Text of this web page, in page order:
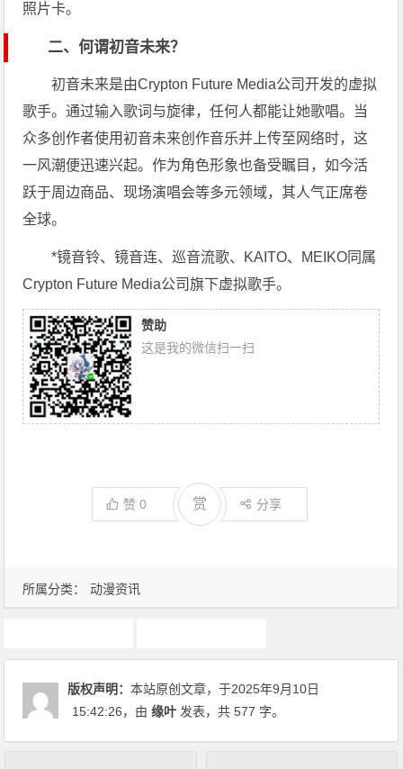
所属分类： 动漫资讯
照片卡。
二、何谓初音未来？
初音未来是由Crypton Future Media公司开发的虚拟
歌手。通过输入歌词与旋律，任何人都能让她歌唱。当
众多创作者使用初音未来创作音乐并上传至网络时，这
一风潮便迅速兴起。作为角色形象也备受瞩目，如今活
跃于周边商品、现场演唱会等多元领域，其人气正席卷
全球。
*镜音铃、镜音连、巡音流歌、KAITO、MEIKO同属
Crypton Future Media公司旗下虚拟歌手。
赞助
这是我的微信扫一扫
赞0 赏 分享
版权声明：本站原创文章，于2025年9月10日
15:42:26，由缘叶 发表，共 577 字。